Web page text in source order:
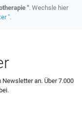
". Wechsle hier
".
an. Über 7.000